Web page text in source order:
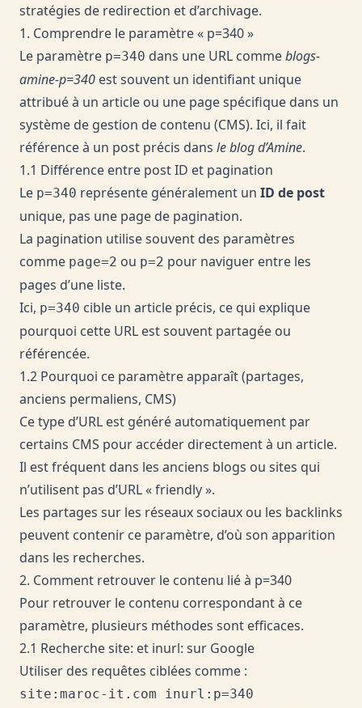
stratégies de redirection et d’archivage.
1. Comprendre le paramètre « p=340 »
Le paramètre p=340 dans une URL commeblogs-
amine-p=340 est souvent un identifiant unique
attribué à un article ou une page spécifique dans un
système de gestion de contenu (CMS). Ici, il fait
référence à un post précis dans le blog d’Amine.
1.1 Différence entre post ID et pagination
Le p=340 représente généralement un ID de post
unique, pas une page de pagination.
La pagination utilise souvent des paramètres
comme page=2 ou p=2 pour naviguer entre les
pages d’une liste.
Ici, p=340 cible un article précis, ce qui explique
pourquoi cette URL est souvent partagée ou
référencée.
1.2 Pourquoi ce paramètre apparaît (partages,
anciens permaliens, CMS)
Ce type d’URL est généré automatiquement par
certains CMS pour accéder directement à un article.
Il est fréquent dans les anciens blogs ou sites qui
n’utilisent pas d’URL « friendly ».
Les partages sur les réseaux sociaux ou les backlinks
peuvent contenir ce paramètre, d’où son apparition
dans les recherches.
2. Comment retrouver le contenu lié à p=340
Pour retrouver le contenu correspondant à ce
paramètre, plusieurs méthodes sont efficaces.
2.1 Recherche site: et inurl: sur Google
Utiliser des requêtes ciblées comme :
site:maroc-it.com inurl:p=340